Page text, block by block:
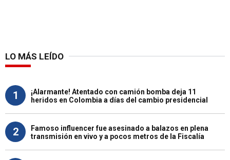
LO MÁS LEÍDO
1
¡Alarmante! Atentado con camión bomba deja 11
heridos en Colombia a días del cambio presidencial
2
Famoso influencer fue asesinado a balazos en plena
transmisión en vivo y a pocos metros de la Fiscalía